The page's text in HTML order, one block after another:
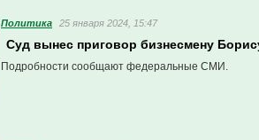
Политика 25 января 2024, 15:47
Суд вынес приговор бизнесмену
Подробности сообщают федеральные СМИ.